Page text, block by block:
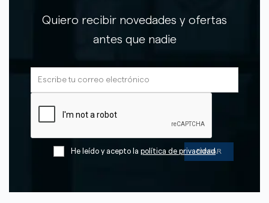
Quiero recibir novedades y ofertas
antes que nadie
He leído y acepto la política de privacidad